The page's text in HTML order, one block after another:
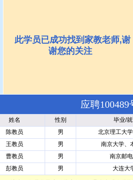
此学员已成功找到家教老师,谢
谢您的关注
应聘
姓名 性别
毕业/
陈教员 男
北京理工大
王教员 男
南京大学、
曹教员 男
南京邮
彭教员 男 大连大